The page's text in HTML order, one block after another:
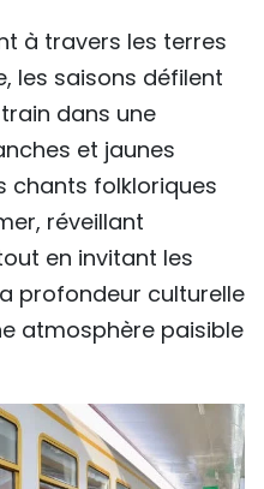
à travers les terres
les saisons défilent
dans une
et jaunes
chants folkloriques
réveillant
en invitant les
profondeur culturelle
atmosphère paisible